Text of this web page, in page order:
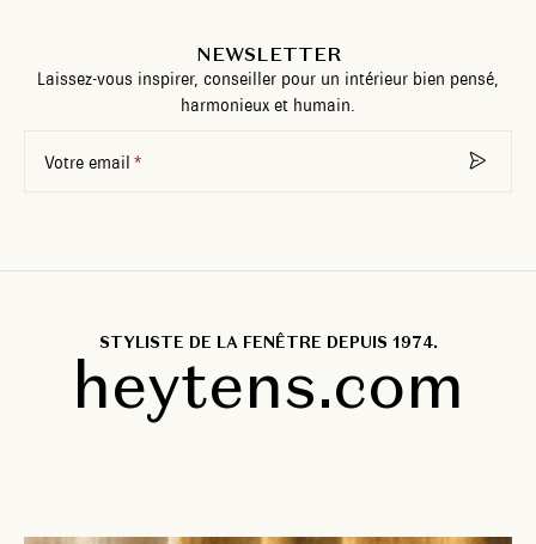
NEWSLETTER
Laissez-vous inspirer, conseiller pour un intérieur bien pensé,
harmonieux et humain.
Votre email
STYLISTE DE LA FENÊTRE DEPUIS 1974.
heytens.com